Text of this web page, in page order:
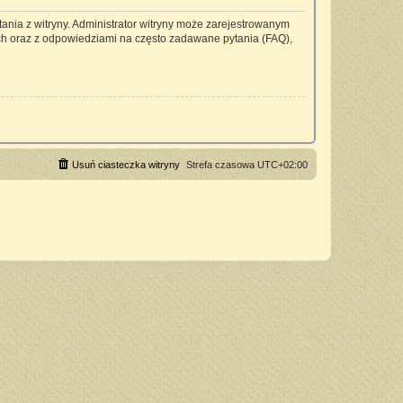
z witryny. Administrator witryny może zarejestrowanym
z odpowiedziami na często zadawane pytania (FAQ),
Strefa czasowa UTC+02:00
Usuń ciasteczka witryny